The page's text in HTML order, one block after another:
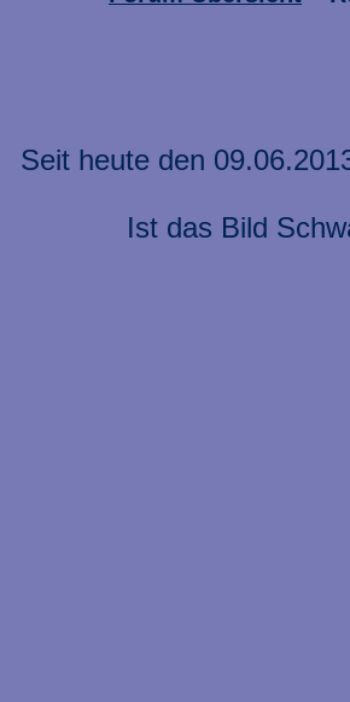
Seit heute den
Ist das Bild